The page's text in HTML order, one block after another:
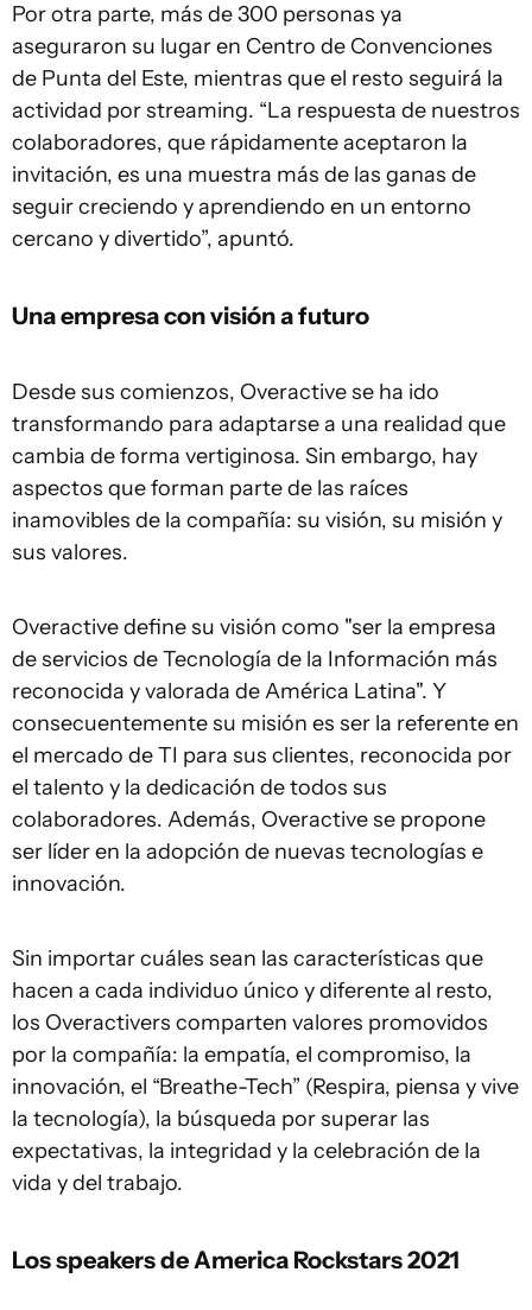
Por otra parte, más de 300 personas ya
aseguraron su lugar en Centro de Convenciones
de Punta del Este, mientras que el resto seguirá la
actividad por streaming. “La respuesta de nuestros
colaboradores, que rápidamente aceptaron la
invitación, es una muestra más de las ganas de
seguir creciendo y aprendiendo en un entorno
cercano y divertido”, apuntó.
Una empresa con visión a futuro
Desde sus comienzos, Overactive se ha ido
transformando para adaptarse a una realidad que
cambia de forma vertiginosa. Sin embargo, hay
aspectos que forman parte de las raíces
inamovibles de la compañía: su visión, su misión y
sus valores.
Overactive define su visión como "ser la empresa
de servicios de Tecnología de la Información más
reconocida y valorada de América Latina". Y
consecuentemente su misión es ser la referente en
el mercado de TI para sus clientes, reconocida por
el talento y la dedicación de todos sus
colaboradores. Además, Overactive se propone
ser líder en la adopción de nuevas tecnologías e
innovación.
Sin importar cuáles sean las características que
hacen a cada individuo único y diferente al resto,
los Overactivers comparten valores promovidos
por la compañía: la empatía, el compromiso, la
innovación, el “Breathe-Tech” (Respira, piensa y vive
la tecnología), la búsqueda por superar las
expectativas, la integridad y la celebración de la
vida y del trabajo.
Los speakers de America Rockstars 2021